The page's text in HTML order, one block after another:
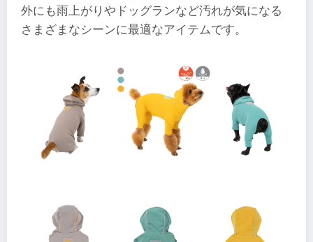
外にも雨上がりやドッグランなど汚れが気になる
さまざまなシーンに最適なアイテムです。